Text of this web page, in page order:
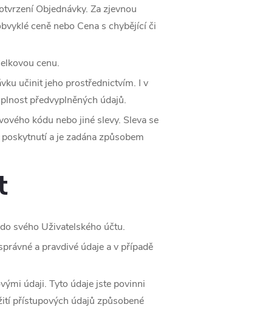
Objednávky. Za zjevnou
ceně nebo Cena s chybějící či
cenu.
učinit jeho prostřednictvím. I v
předvyplněných údajů.
kódu nebo jiné slevy. Sleva se
a je zadána způsobem
svého Uživatelského účtu.
a pravdivé údaje a v případě
údaji. Tyto údaje jste povinni
přístupových údajů způsobené